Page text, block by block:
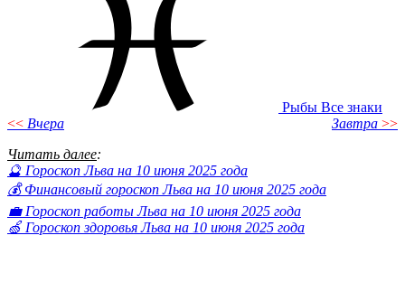
Рыбы Все знаки
<< Вчера Завтра >>
Читать далее:
🔮 Гороскоп Льва на 10 июня 2025 года
💰 Финансовый гороскоп Льва на 10 июня 2025 года
💼 Гороскоп работы Льва на 10 июня 2025 года
🍏 Гороскоп здоровья Льва на 10 июня 2025 года